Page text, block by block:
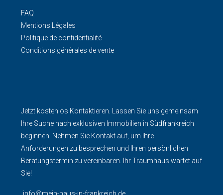
FAQ
Mentions Légales
Politique de confidentialité
Conditions générales de vente
Jetzt kostenlos Kontaktieren. Lassen Sie uns gemeinsam
Ihre Suche nach exklusiven Immobilien in Südfrankreich
beginnen. Nehmen Sie Kontakt auf, um Ihre
Anforderungen zu besprechen und Ihren persönlichen
Beratungstermin zu vereinbaren. Ihr Traumhaus wartet auf
Sie!